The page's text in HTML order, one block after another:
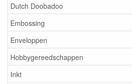
Dutch Doobadoo
Embossing
Enveloppen
Hobbygereedschappen
Inkt